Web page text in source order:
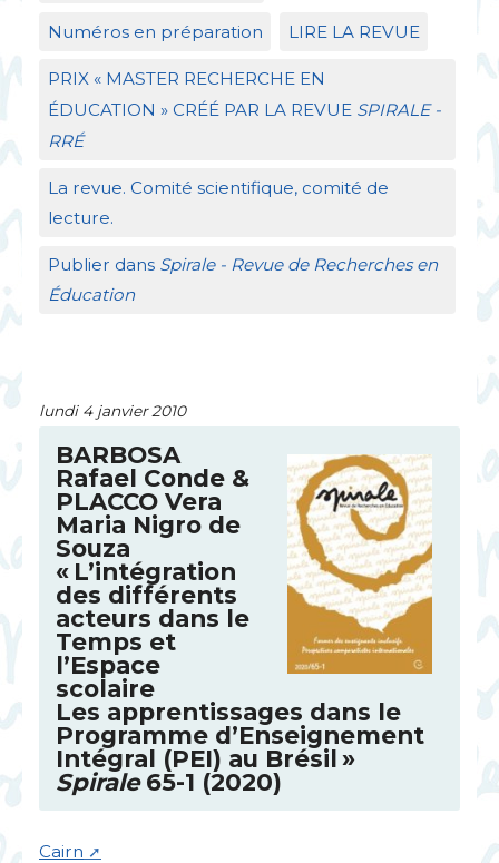
Numéros en préparation LIRE LA REVUE
PRIX« MASTER RECHERCHE EN
ÉDUCATION » CRÉÉ PAR LA REVUE SPIRALE-
RRÉ
La revue. Comité scientifique, comité de
lecture.
Publier dans Spirale - Revue de Recherches en
Éducation
lundi 4 janvier 2010
BARBOSA
Rafael Conde &
PLACCO Vera
Maria Nigro de
Souza
« L’intégration
des différents
acteurs dans le
Temps et
l’Espace
scolaire
Les apprentissages dans le
Programme d’Enseignement
Intégral (PEI) au Brésil»
Spirale65-1 (2020)
Cairn